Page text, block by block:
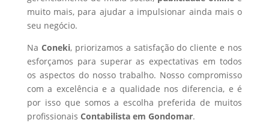
muito mais, para ajudar a impulsionar ainda mais o
seu negócio.
Na Coneki, priorizamos a satisfação do cliente e nos
esforçamos para superar as expectativas em todos
os aspectos do nosso trabalho. Nosso compromisso
com a excelência e a qualidade nos diferencia, e é
por isso que somos a escolha preferida de muitos
profissionais Contabilistaem Gondomar.